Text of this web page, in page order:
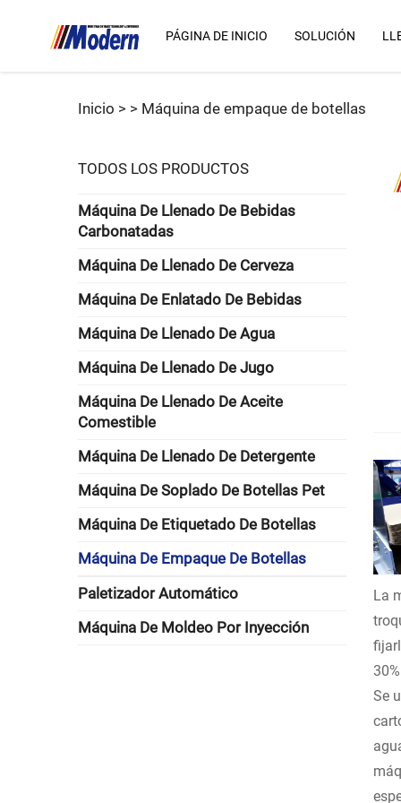
PÁGINA DE INICIO SOLUCIÓN
Inicio > > Máquina de empaque de botellas
TODOS LOS PRODUCTOS
Máquina De Llenado De Bebidas
Carbonatadas
Máquina De Llenado De Cerveza
Máquina De Enlatado De Bebidas
Máquina De Llenado De Agua
Máquina De Llenado De Jugo
Máquina De Llenado De Aceite
Comestible
Máquina De Llenado De Detergente
Máquina De Soplado De Botellas Pet
Máquina De Etiquetado De Botellas
Máquina De Empaque De Botellas
Paletizador Automático
Máquina De Moldeo Por Inyección
La
Se